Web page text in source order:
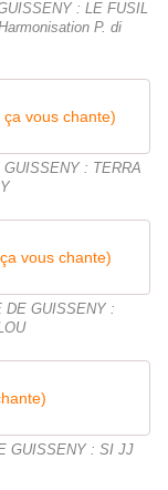
: LE FUSIL
P. di
vous chante)
: TERRA
vous chante)
DE GUISSENY :
GUISSENY : SI JJ